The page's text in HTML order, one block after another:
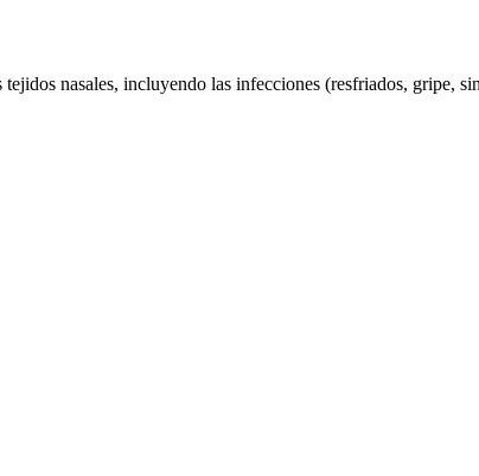
nasales, incluyendo las infecciones (resfriados, gripe,